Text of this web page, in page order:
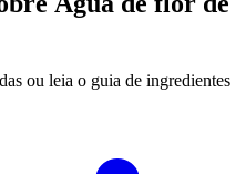
ou leia o guia de ingredientes